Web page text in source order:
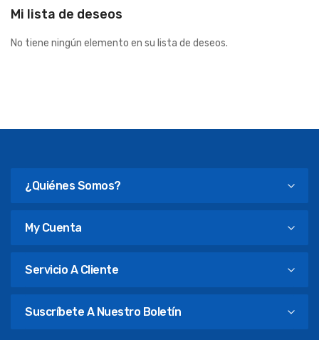
Mi lista de deseos
No tiene ningún elemento en su lista de deseos.
¿Quiénes Somos?
My Cuenta
Servicio A Cliente
Suscríbete A Nuestro Boletín